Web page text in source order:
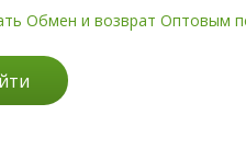
Обмен и возврат Оптовым